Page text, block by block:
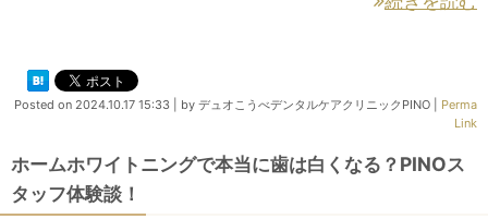
Posted on 2024.10.17 15:33 by デュオこうべデンタルケアクリニックPINO
Perma
Link
ホームホワイトニングで本当に歯は白くなる？PINOス
タッフ体験談！